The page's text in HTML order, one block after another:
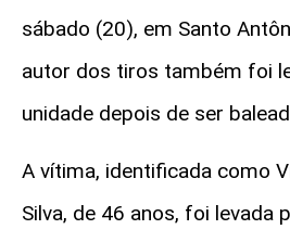
sábado (20), em Santo
autor dos tiros também foi
unidade depois de ser
A vítima, identificada como
Silva, de 46 anos, foi levada